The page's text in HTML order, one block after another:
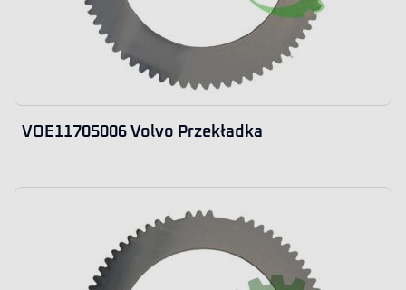
VOE11705006 Volvo Przekładka